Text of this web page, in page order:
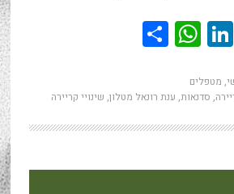
LinkedIn
WhatsApp
Share
, מטפלים
, סדנאות, ענת רונאל מטלון, שינויי קריירה